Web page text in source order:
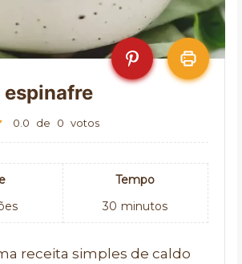
espinafre
0.0 de 0 votos
Tempo
30 minutos
receita simples de caldo